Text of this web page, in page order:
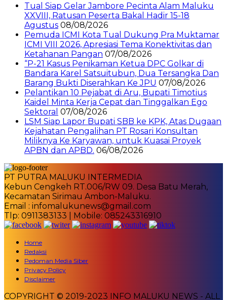
Tual Siap Gelar Jambore Pecinta Alam Maluku
XXVIII, Ratusan Peserta Bakal Hadir 15-18
Agustus 08/08/2026
Pemuda ICMI Kota Tual Dukung Pra Muktamar
ICMI VIII 2026, Apresiasi Tema Konektivitas dan
Ketahanan Pangan 07/08/2026
“P-21 Kasus Penikaman Ketua DPC Golkar di
Bandara Karel Satsuitubun, Dua Tersangka Dan
Barang Bukti Diserahkan Ke JPU 07/08/2026
Pelantikan 10 Pejabat di Aru, Bupati Timotius
Kaidel Minta Kerja Cepat dan Tinggalkan Ego
Sektoral 07/08/2026
LSM Siap Lapor Bupati SBB ke KPK, Atas Dugaan
Kejahatan Pengalihan PT Rosari Konsultan
Miliknya Ke Karyawan, untuk Kuasai Proyek
APBN dan APBD. 06/08/2026
PT PUTRA MALUKU INTERMEDIA
Kebun Cengkeh RT.006/RW 09. Desa Batu Merah,
Kecamatan Sirimau Ambon-Maluku.
Email : infomalukunews@gmail.com
Tlp: 0911383133 | Mobile: 085243316910
Home
Redaksi
Pedoman Media Siber
Privacy Policy
Disclaimer
COPYRIGHT © 2019-2023 INFO MALUKU NEWS - ALL